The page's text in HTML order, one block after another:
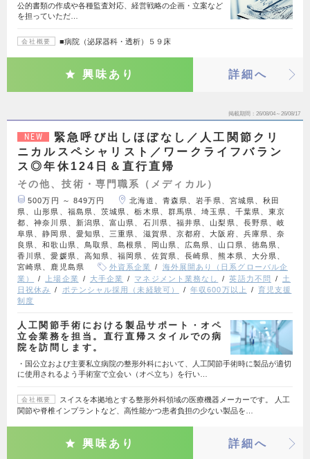
公的書類の作成や各種監査対応、経営戦略の企画・立案など
を担っていただ…
会社概要 ■病院（泌尿器科・透析）５９床
興味あり 詳細へ
掲載期間 26/08/04～26/08/17
NEW
緊急呼び出しほぼなし／人工関節クリ
ニカルスペシャリスト／ワークライフバラン
ス◎年休124日＆直行直帰
その他、技術・専門職系（メディカル）
500万円 ～ 849万円
北海道、青森県、岩手県、宮城県、秋田
県、山形県、福島県、茨城県、栃木県、群馬県、埼玉県、千葉県、東京
都、神奈川県、新潟県、富山県、石川県、福井県、山梨県、長野県、岐
阜県、静岡県、愛知県、三重県、滋賀県、京都府、大阪府、兵庫県、奈
良県、和歌山県、鳥取県、島根県、岡山県、広島県、山口県、徳島県、
香川県、愛媛県、高知県、福岡県、佐賀県、長崎県、熊本県、大分県、
宮崎県、鹿児島県
外資系企業
海外展開あり（日系グローバル企
業）
上場企業 大手企業 マネジメント業務なし 英語力不問
土
日祝休み
ポテンシャル採用（未経験可） 年収600万以上
育児支援
制度
人工関節手術における製品サポート・オペ
立会業務を担当。直行直帰スタイルでの病
院を訪問します。
・国公立および主要私立病院の整形外科において、人工関節手術時に製品が適切
に使用されるよう手術室で立会い（オペ立ち）を行い…
会社概要
スイスを本拠地とする整形外科領域の医療機器メーカーです。 人工
関節や脊椎インプラントなど、高性能かつ患者負担の少ない製品を…
興味あり 詳細へ